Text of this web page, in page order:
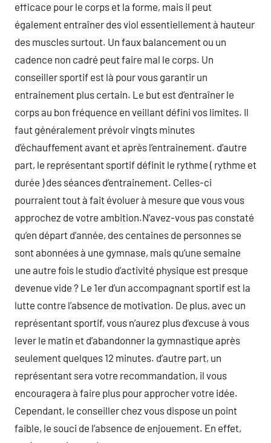
efficace pour le corps et la forme, mais il peut
également entraîner des viol essentiellement à hauteur
des muscles surtout. Un faux balancement ou un
cadence non cadré peut faire mal le corps. Un
conseiller sportif est là pour vous garantir un
entrainement plus certain. Le but est d’entraîner le
corps au bon fréquence en veillant défini vos limites. Il
faut généralement prévoir vingts minutes
d’échauffement avant et après l’entrainement. d’autre
part, le représentant sportif définit le rythme ( rythme et
durée ) des séances d’entrainement. Celles-ci
pourraient tout à fait évoluer à mesure que vous vous
approchez de votre ambition.N’avez-vous pas constaté
qu’en départ d’année, des centaines de personnes se
sont abonnées à une gymnase, mais qu’une semaine
une autre fois le studio d’activité physique est presque
devenue vide ? Le 1er d’un accompagnant sportif est la
lutte contre l’absence de motivation. De plus, avec un
représentant sportif, vous n’aurez plus d’excuse à vous
lever le matin et d’abandonner la gymnastique après
seulement quelques 12 minutes. d’autre part, un
représentant sera votre recommandation, il vous
encouragera à faire plus pour approcher votre idée.
Cependant, le conseiller chez vous dispose un point
faible, le souci de l’absence de enjouement. En effet,